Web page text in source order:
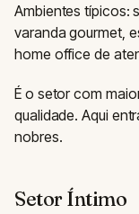
Ambientes típicos:
varanda gourmet,
home office de
É o setor com
qualidade. Aqui
nobres.
Setor Íntimo